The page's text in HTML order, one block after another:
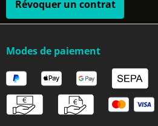
Révoquer un contrat
Modes de paiement